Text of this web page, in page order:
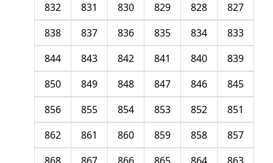
827
828
829
830
831
832
833
834
835
836
837
838
839
840
841
842
843
844
845
846
847
848
849
850
851
852
853
854
855
856
857
858
859
860
861
862